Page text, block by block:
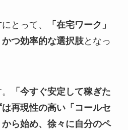
とって、
「在宅ワーク」
つ効率的な選択肢となっ
「今すぐ安定して稼ぎた
再現性の高い「コールセ
ら始め、徐々に自分のペ